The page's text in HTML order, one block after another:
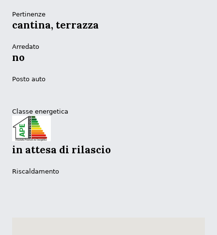
Pertinenze
cantina, terrazza
Arredato
no
Posto auto
Classe energetica
in attesa di rilascio
Riscaldamento